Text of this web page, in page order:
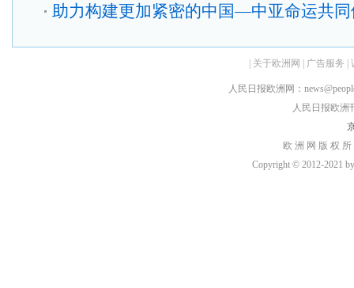
助力构建更加紧密的中国—中亚命运共同
关于欧洲网 广告服务
人民日报欧洲网：
人民日报欧洲
欧 洲 网 版 权
Copyright © 2012-2021